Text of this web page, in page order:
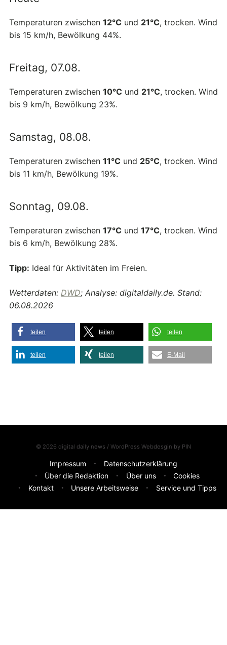
Temperaturen zwischen 12°C und 21°C, trocken. Wind
bis 15 km/h, Bewölkung 44%.
Freitag, 07.08.
Temperaturen zwischen 10°C und 21°C, trocken. Wind
bis 9 km/h, Bewölkung 23%.
Samstag, 08.08.
Temperaturen zwischen 11°C und 25°C, trocken. Wind
bis 11 km/h, Bewölkung 19%.
Sonntag, 09.08.
Temperaturen zwischen 17°C und 17°C, trocken. Wind
bis 6 km/h, Bewölkung 28%.
Tipp: Ideal für Aktivitäten im Freien.
Wetterdaten: DWD; Analyse: digitaldaily.de. Stand:
06.08.2026
teilen teilen teilen
teilen teilen E-Mail
© 2026 digital daily news / WordPress Webdesgin by PIN
Impressum
Datenschutzerklärung
Über die Redaktion
Über uns
Cookies
Kontakt
Unsere Arbeitsweise Service und Tipps